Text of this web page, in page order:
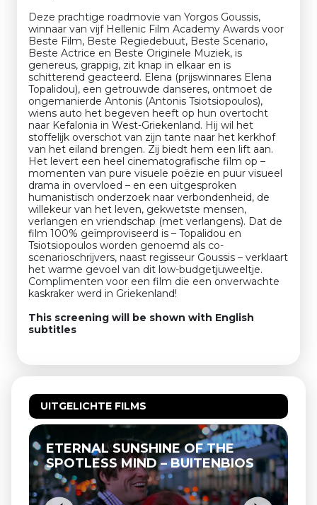
Deze prachtige roadmovie van Yorgos Goussis,
winnaar van vijf Hellenic Film Academy Awards voor
Beste Film, Beste Regiedebuut, Beste Scenario,
Beste Actrice en Beste Originele Muziek, is
genereus, grappig, zit knap in elkaar en is
schitterend geacteerd. Elena (prijswinnares Elena
Topalidou), een getrouwde danseres, ontmoet de
ongemanierde Antonis (Antonis Tsiotsiopoulos),
wiens auto het begeven heeft op hun overtocht
naar Kefalonia in West-Griekenland. Hij wil het
stoffelijk overschot van zijn tante naar het kerkhof
van het eiland brengen. Zij biedt hem een lift aan.
Het levert een heel cinematografische film op –
momenten van pure visuele poëzie en puur visueel
drama in overvloed – en een uitgesproken
humanistisch onderzoek naar verbondenheid, de
willekeur van het leven, gekwetste mensen,
verlangen en vriendschap (met verlangens). Dat de
film 100% geïmproviseerd is – Topalidou en
Tsiotsiopoulos worden genoemd als co-
scenarioschrijvers, naast regisseur Goussis – verklaart
het warme gevoel van dit low-budgetjuweeltje.
Complimenten voor een film die een onverwachte
kaskraker werd in Griekenland!
This screening will be shown with English
subtitles
UITGELICHTE FILMS
ETERNAL SUNSHINE OF THE
SPOTLESS MIND – BUITENBIOS